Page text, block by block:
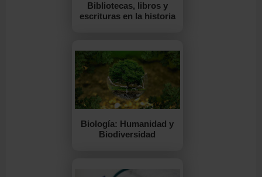
Bibliotecas, libros y
escrituras en la historia
Biología: Humanidad y
Biodiversidad